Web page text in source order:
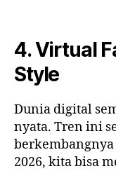
4. Virtual
Style
Dunia digital
nyata. Tren ini
berkembangnya
2026, kita bisa